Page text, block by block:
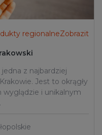
regionalneZobrazit
z najbardziej
Jest to okrągły
i unikalnym